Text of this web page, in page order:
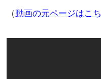
（動画の元ページはこ